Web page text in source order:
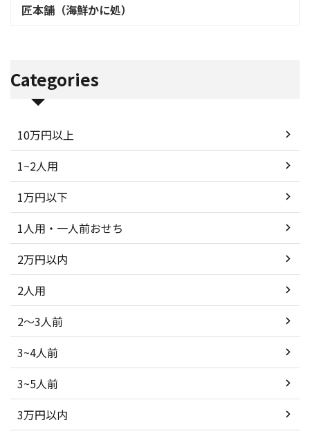
匠本舗（海鮮かに処）
Categories
10万円以上
1~2人用
1万円以下
1人用・一人前おせち
2万円以内
2人用
2～3人前
3~4人前
3~5人前
3万円以内